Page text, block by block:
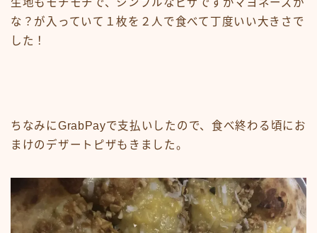
生地もモチモチで、シンプルなピザですがマヨネーズか
な？が入っていて１枚を２人で食べて丁度いい大きさで
した！
ちなみにGrabPayで支払いしたので、食べ終わる頃にお
まけのデザートピザもきました。